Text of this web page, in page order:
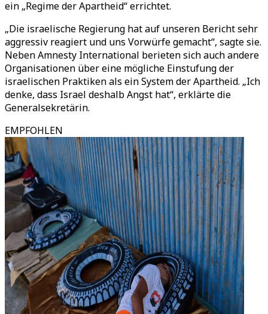
ein „Regime der Apartheid“ errichtet.
„Die israelische Regierung hat auf unseren Bericht sehr
aggressiv reagiert und uns Vorwürfe gemacht“, sagte sie.
Neben Amnesty International berieten sich auch andere
Organisationen über eine mögliche Einstufung der
israelischen Praktiken als ein System der Apartheid. „Ich
denke, dass Israel deshalb Angst hat“, erklärte die
Generalsekretärin.
EMPFOHLEN